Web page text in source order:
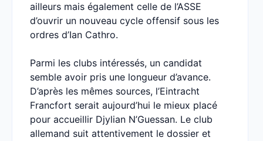
ailleurs mais également celle de l’ASSE
d’ouvrir un nouveau cycle offensif sous les
ordres d’Ian Cathro.
Parmi les clubs intéressés, un candidat
semble avoir pris une longueur d’avance.
D’après les mêmes sources, l’Eintracht
Francfort serait aujourd’hui le mieux placé
pour accueillir Djylian N’Guessan. Le club
allemand suit attentivement le dossier et